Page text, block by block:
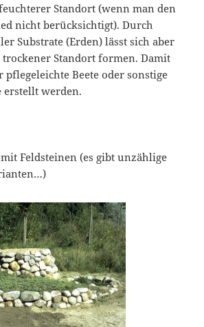
Standort (wenn man den
nicht berücksichtigt). Durch
Substrate (Erden) lässt sich aber
Standort formen. Damit
pflegeleichte Beete oder sonstige
erstellt werden.
mit Feldsteinen (es gibt unzählige